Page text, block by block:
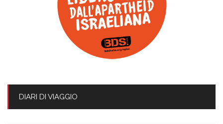
DIARI DI VIAGGIO